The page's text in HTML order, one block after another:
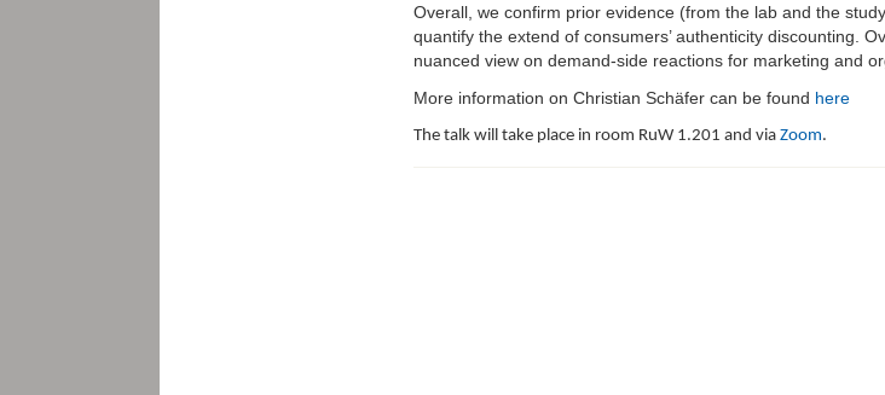
Overall, we confirm prior evidence (from the lab and the
quantify the extend of consumers’ authenticity discounting.
nuanced view on demand-side reactions for marketing and
More information on Christian Schäfer can be found here
The talk will take place in room RuW 1.201 and via Zoom.